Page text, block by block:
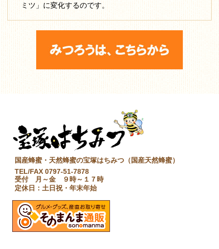
ミツ」に変化するのです。
国産蜂蜜・天然蜂蜜の宝塚はちみつ（国産天然蜂蜜）
TEL/FAX 0797-51-7878
受付 月～金 ９時～１７時
定休日：土日祝・年末年始